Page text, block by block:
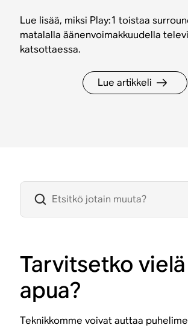
Lue lisää, miksi Play:1 toistaa
matalalla äänenvoimakkuudella
katsottaessa.
Lue artikkeli
Tarvitsetko vielä
apua?
Teknikkomme voivat auttaa